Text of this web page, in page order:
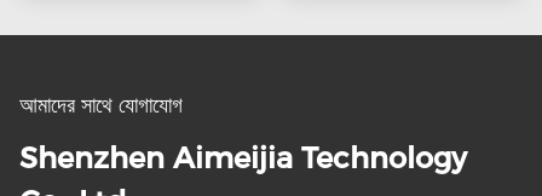
আমাদের সাথে যোগাযোগ
Shenzhen Aimeijia Technology